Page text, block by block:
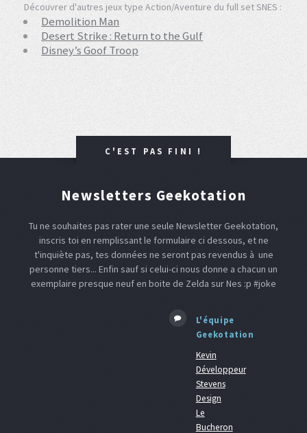
Découvrer d'autres jeux type Action/Aventure du full set SNES :
Demolition Man
Desert Strike : Return to the Gulf
Disney’s Goof Troop
C'EST PAS FINI !
Newsletters Geekotation
Tu ne souhaites pas rater une seule Newsletter Geekotation,
inscris toi en remplissant le formulaire ci dessous, et ne
t'inquiète pas, tes données ne seront pas revendus à une
personne tiers... Enfin sauf si celui-ci nous donne a chacun un
exemplaire presque neuf en boite de Zelda sur Nes :p #joke
L'équipe
Geekotation
Kevin
Développeur
Stevens
Design
Le
Bucheron